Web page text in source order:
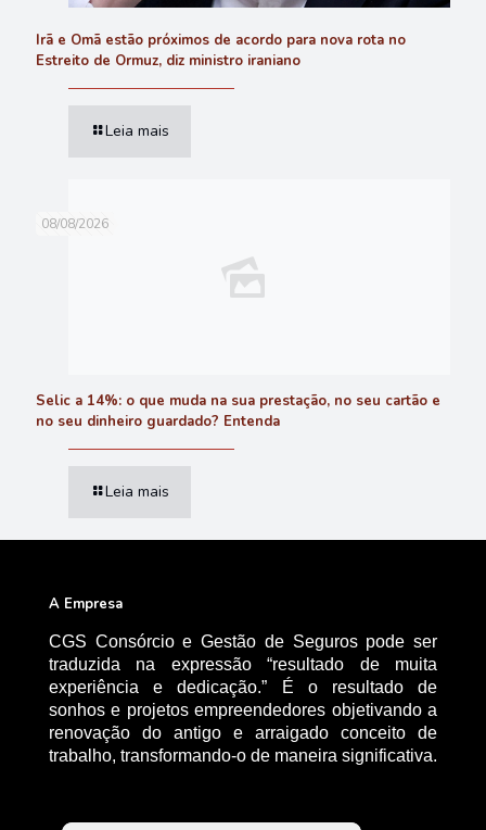
Irã e Omã estão próximos de acordo para nova rota no
Estreito de Ormuz, diz ministro iraniano
Leia mais
08/08/2026
Selic a 14%: o que muda na sua prestação, no seu cartão e
no seu dinheiro guardado? Entenda
Leia mais
A Empresa
CGS Consórcio e Gestão de Seguros pode ser
traduzida na expressão “resultado de muita
experiência e dedicação.” É o resultado de
sonhos e projetos empreendedores objetivando a
renovação do antigo e arraigado conceito de
trabalho, transformando-o de maneira significativa.